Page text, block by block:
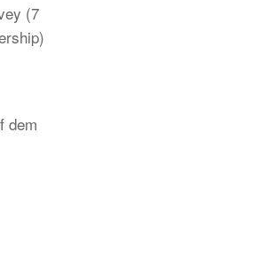
(7
dem